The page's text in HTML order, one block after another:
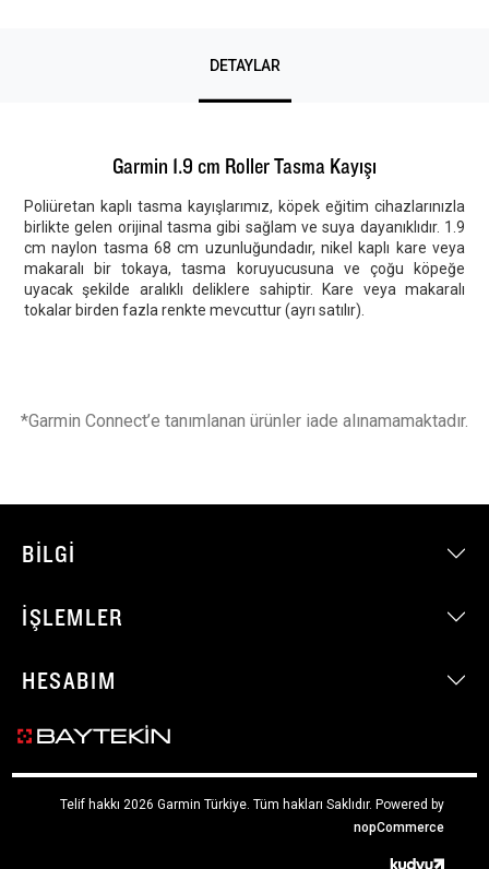
DETAYLAR
Garmin 1.9 cm Roller Tasma Kayışı
Poliüretan kaplı tasma kayışlarımız, köpek eğitim cihazlarınızla
birlikte gelen orijinal tasma gibi sağlam ve suya dayanıklıdır. 1.9
cm naylon tasma 68 cm uzunluğundadır, nikel kaplı kare veya
makaralı bir tokaya, tasma koruyucusuna ve çoğu köpeğe
uyacak şekilde aralıklı deliklere sahiptir. Kare veya makaralı
tokalar birden fazla renkte mevcuttur (ayrı satılır).
*Garmin Connect’e tanımlanan ürünler iade alınamamaktadır.
BILGI
İŞLEMLER
HESABIM
Telif hakkı 2026 Garmin Türkiye. Tüm hakları Saklıdır. Powered by
nopCommerce